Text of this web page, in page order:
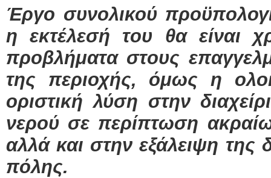
Έργο συνολικού
η εκτέλεσή του θα είναι
προβλήματα στους
της περιοχής, όμως η
οριστική λύση στην
νερού σε περίπτωση
αλλά και στην εξάλειψη της
πόλης.